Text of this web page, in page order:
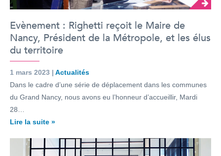
Evènement : Righetti reçoit le Maire de
Nancy, Président de la Métropole, et les élus
du territoire
1 mars 2023 | Actualités
Dans le cadre d’une série de déplacement dans les communes
du Grand Nancy, nous avons eu l’honneur d’accueillir, Mardi
28…
Lire la suite »